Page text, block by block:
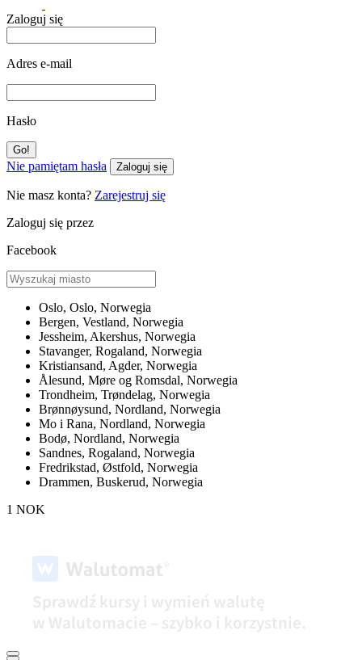
Zaloguj się
Adres e-mail
Hasło
Nie pamiętam hasła Zaloguj się
Nie masz konta? Zarejestruj się
Zaloguj się przez
Facebook
Oslo, Oslo, Norwegia
Bergen, Vestland, Norwegia
Jessheim, Akershus, Norwegia
Stavanger, Rogaland, Norwegia
Kristiansand, Agder, Norwegia
Ålesund, Møre og Romsdal, Norwegia
Trondheim, Trøndelag, Norwegia
Brønnøysund, Nordland, Norwegia
Mo i Rana, Nordland, Norwegia
Bodø, Nordland, Norwegia
Sandnes, Rogaland, Norwegia
Fredrikstad, Østfold, Norwegia
Drammen, Buskerud, Norwegia
1 NOK